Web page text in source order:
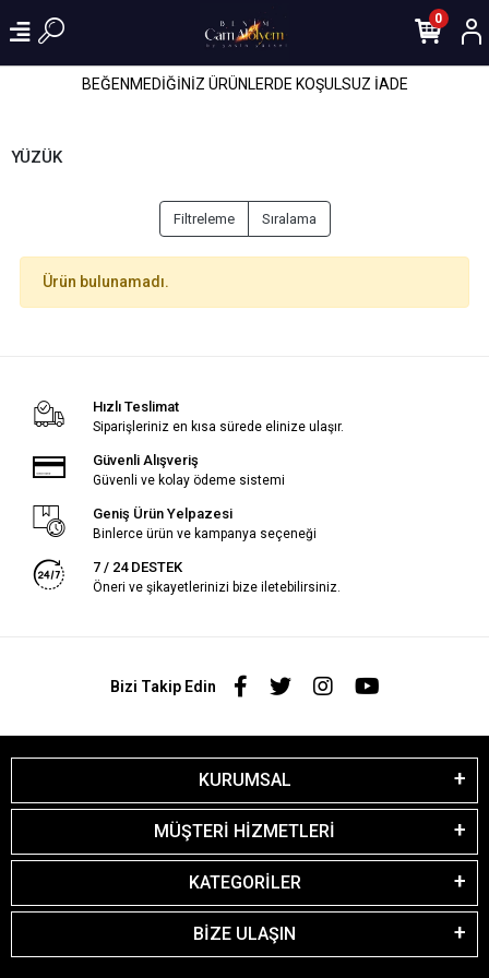
BEĞENMEDİĞİNİZ ÜRÜNLERDE KOŞULSUZ İADE
0
YÜZÜK
Filtreleme Sıralama
Ürün bulunamadı.
Hızlı Teslimat
Siparişleriniz en kısa sürede elinize ulaşır.
Güvenli Alışveriş
Güvenli ve kolay ödeme sistemi
Geniş Ürün Yelpazesi
Binlerce ürün ve kampanya seçeneği
7 / 24 DESTEK
Öneri ve şikayetlerinizi bize iletebilirsiniz.
Bizi Takip Edin
KURUMSAL
MÜŞTERİ HİZMETLERİ
KATEGORİLER
BİZE ULAŞIN